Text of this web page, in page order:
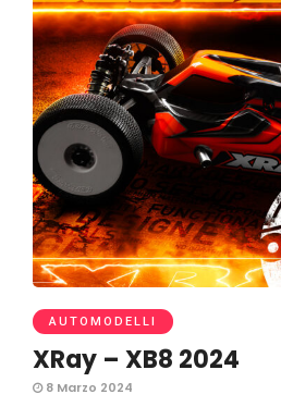
AUTOMODELLI
XRay – XB8 2024
8 Marzo 2024